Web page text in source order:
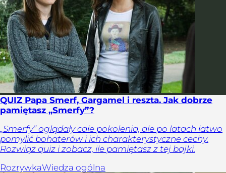
QUIZ Papa Smerf, Gargamel i reszta. Jak dobrze
pamiętasz „Smerfy”?
„Smerfy” oglądały całe pokolenia, ale po latach łatwo
pomylić bohaterów i ich charakterystyczne cechy.
Rozwiąż quiz i zobacz, ile pamiętasz z tej bajki.
RozrywkaWiedza ogólna